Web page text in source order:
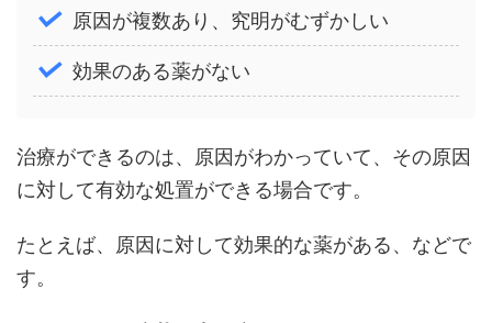
原因が複数あり、究明がむずかしい
効果のある薬がない
治療ができるのは、原因がわかっていて、その原因
に対して有効な処置ができる場合です。
たとえば、原因に対して効果的な薬がある、などで
す。